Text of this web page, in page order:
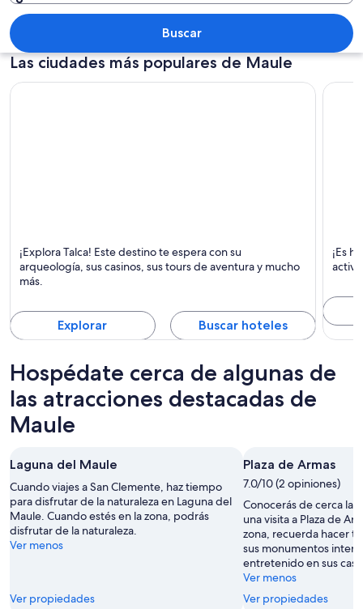
Un surfista cabalgando una ola en el
Buscar
Las ciudades más populares de Maule
Natación, Tours y Arqueología y antropología
¡Explora Talca! Este destino te espera con su
arqueología, sus casinos, sus tours de aventura y mucho
más.
Explorar Buscar hoteles
¡Es
Hospédate cerca de algunas de
las atracciones destacadas de
Maule
Laguna del Maule
Cuando viajes a San Clemente, haz tiempo
para disfrutar de la naturaleza en Laguna del
Maule. Cuando estés en la zona, podrás
disfrutar de la naturaleza.
Ver menos
Ver propiedades
Plaza de Armas
7.0/10 (2 opiniones)
Conocerás de cerca la
una visita a Plaza de
zona, recuerda hacer
sus monumentos
entretenido en sus
Ver menos
Ver propiedades